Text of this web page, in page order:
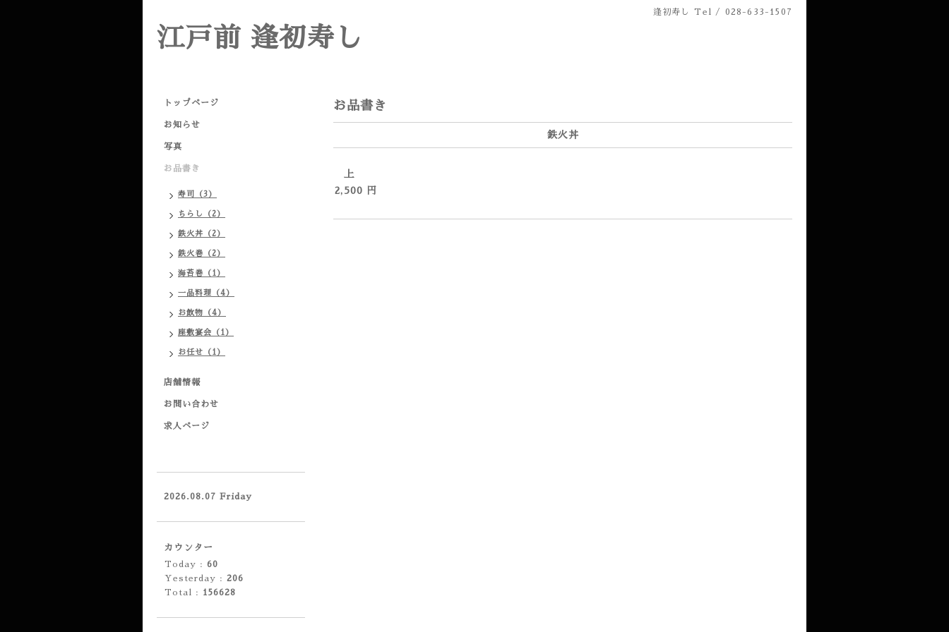
逢初寿し Tel / 028-633-1507
江戸前 逢初寿し
お品書き
鉄火丼
上
2,500 円
トップページ
お知らせ
写真
お品書き
寿司（3）
ちらし（2）
鉄火丼（2）
鉄火巻（2）
海苔巻（1）
一品料理（4）
お飲物（4）
座敷宴会（1）
お任せ（1）
店舗情報
お問い合わせ
求人ページ
2026.08.07 Friday
カウンター
Today : 60
Yesterday : 206
Total : 156628